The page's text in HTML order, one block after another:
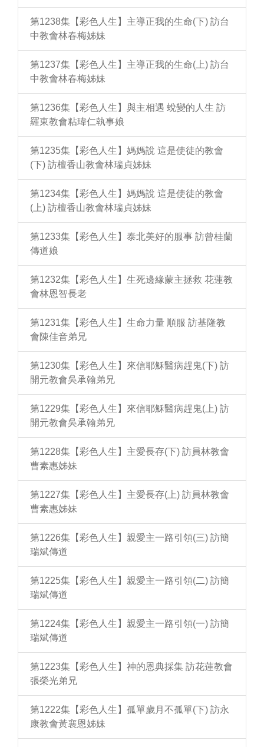
第1238集【彩色人生】主導正我的生命(下) 訪台
中教會林春梅姊妹
第1237集【彩色人生】主導正我的生命(上) 訪台
中教會林春梅姊妹
第1236集【彩色人生】與主相遇 蛻變的人生 訪
羅東教會粘瑋仁執事娘
第1235集【彩色人生】媽媽說 這是使徒的教會
(下) 訪檀香山教會林瑞貞姊妹
第1234集【彩色人生】媽媽說 這是使徒的教會
(上) 訪檀香山教會林瑞貞姊妹
第1233集【彩色人生】泰北美好的服事 訪曾桂蘭
傳道娘
第1232集【彩色人生】生死邊緣蒙主拯救 花蓮教
會林恩智長老
第1231集【彩色人生】生命力量 順服 訪基隆教
會陳佳音弟兄
第1230集【彩色人生】來信耶穌醫病趕鬼(下) 訪
開元教會吳承翰弟兄
第1229集【彩色人生】來信耶穌醫病趕鬼(上) 訪
開元教會吳承翰弟兄
第1228集【彩色人生】主愛長存(下) 訪員林教會
曹素惠姊妹
第1227集【彩色人生】主愛長存(上) 訪員林教會
曹素惠姊妹
第1226集【彩色人生】親愛主一路引領(三) 訪簡
瑞斌傳道
第1225集【彩色人生】親愛主一路引領(二) 訪簡
瑞斌傳道
第1224集【彩色人生】親愛主一路引領(一) 訪簡
瑞斌傳道
第1223集【彩色人生】神的恩典採集 訪花蓮教會
張榮光弟兄
第1222集【彩色人生】孤單歲月不孤單(下) 訪永
康教會黃襄恩姊妹